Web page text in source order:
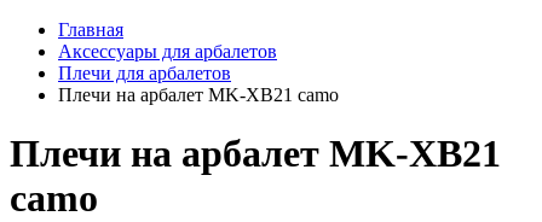
Главная
Аксессуары для арбалетов
Плечи для арбалетов
Плечи на арбалет MK-XB21 camo
Плечи на арбалет MK-XB21
camo